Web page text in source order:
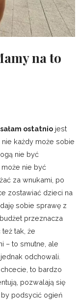
na to
ostatnio jest
nie każdy może sobie
nie być
nie być
za wnukami, po
zostawiać dzieci na
sobie sprawę z
przeznacza
tak, że
– to smutne, ale
odchowali.
to bardzo
pozwalają się
podsycić ogień